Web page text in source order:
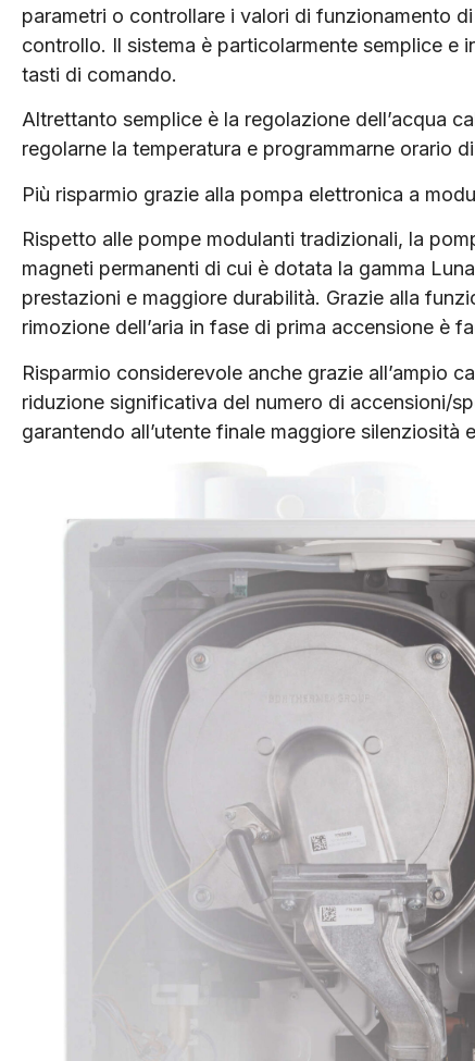
parametri o controllare i valori di funzionamento
controllo. Il sistema è particolarmente semplice e
tasti di comando.
Altrettanto semplice è la regolazione dell’acqua
regolarne la temperatura e programmarne orario
Più risparmio grazie alla pompa elettronica a
Rispetto alle pompe modulanti tradizionali, la
magneti permanenti di cui è dotata la gamma
prestazioni e maggiore durabilità. Grazie alla
rimozione dell’aria in fase di prima accensione è
Risparmio considerevole anche grazie all’ampio
riduzione significativa del numero di accensioni/
garantendo all’utente finale maggiore silenziosità